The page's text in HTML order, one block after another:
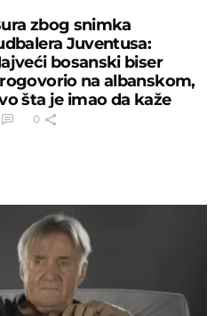
zbog snimka
Juventusa:
bosanski biser
na albanskom,
šta je imao da kaže
0